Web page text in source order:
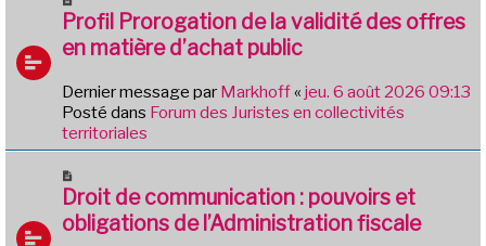
e
s
s
g
e
o
u
v
a
u
m
s
a
Profil Prorogation de la validité des offres
en matière d’achat public
Dernier message par Markhoff« jeu. 6 août 2026 09:13
Posté dans Forum des Juristes en collectivités
territoriales
o
u
v
Droit de communication : pouvoirs et
obligations de l’Administration fiscale